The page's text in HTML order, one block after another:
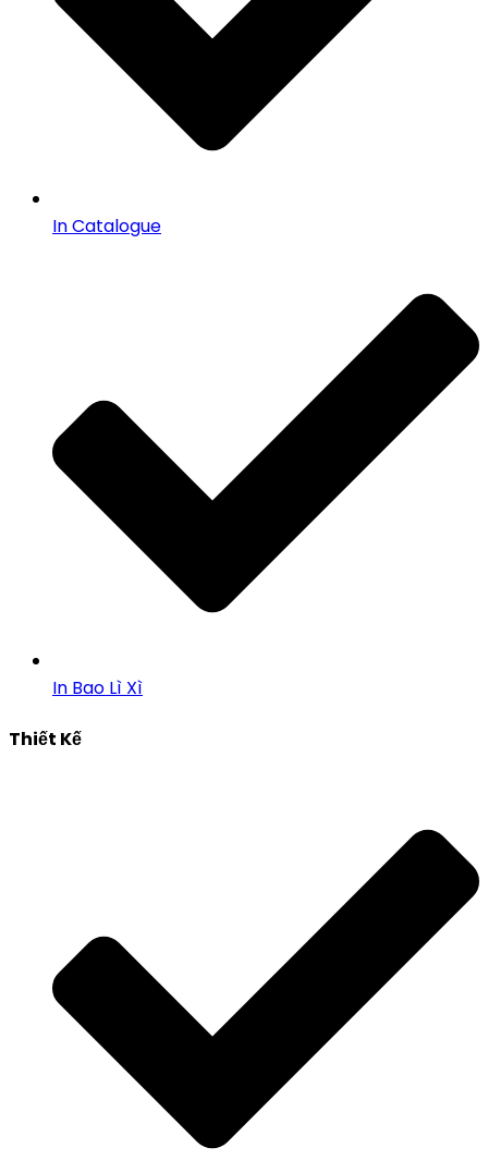
In Catalogue
In Bao Lì Xì
Thiết Kế